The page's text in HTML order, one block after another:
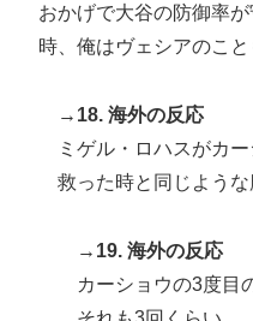
おかげで大谷の防御率
時、俺はヴェシアのこと
→18. 海外の反応
ミゲル・ロハスがカ
救った時と同じような
→19. 海外の反応
カーショウの3度目